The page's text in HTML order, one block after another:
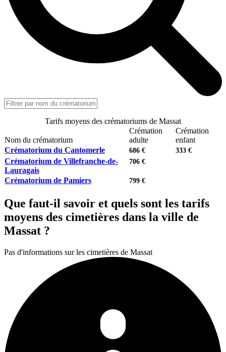
Tarifs moyens des crématoriums de Massat
Nom du crématorium
Crémation
adulte
Crémation
enfant
Crématorium du Cantomerle
686 € 333 €
Crématorium de Villefranche-de-
Lauragais
706 €
Crématorium de Pamiers 799 €
Que faut-il savoir et quels sont les tarifs
moyens des cimetières dans la ville de
Massat ?
Pas d'informations sur les cimetières de Massat